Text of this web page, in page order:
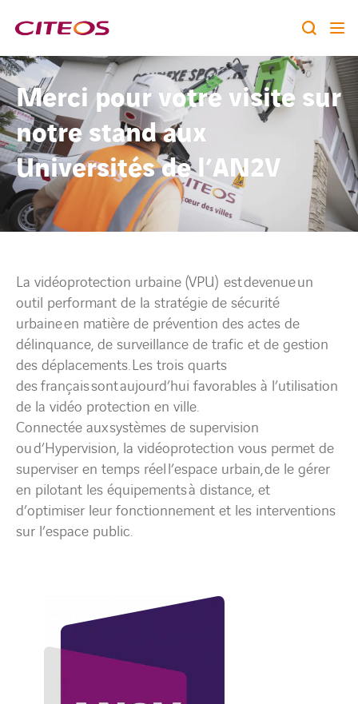
Notre identité
Nos expertises
Nos références
Nous rejoindre
Contact
twitterlinkedin youtube
Rechercher :
Merci pour votre visite sur
notre stand aux
Universités de l’AN2V
La vidéoprotection urbaine (VPU) estdevenueun
outil performant de la stratégie de sécurité
urbaineen matière de prévention des actes de
délinquance, de surveillance de trafic et de gestion
des déplacements.Les trois quarts
desfrançaissontaujourd’hui favorables à l’utilisation
de la vidéo protection en ville.
Connectée auxsystèmes de supervision
oud’Hypervision, la vidéoprotection vous permet de
superviser en temps réell’espace urbain,de le gérer
en pilotant les équipementsà distance, et
d’optimiser leur fonctionnement et les interventions
sur l’espace public.